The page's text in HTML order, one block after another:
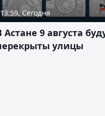
13:59, Сегодня
Астане 9 августа
улицы